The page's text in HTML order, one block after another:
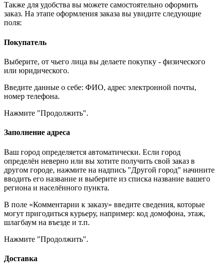
Также для удобства вы можете самостоятельно оформить
заказ. На этапе оформления заказа вы увидите следующие
поля:
Покупатель
Выберите, от чьего лица вы делаете покупку - физического
или юридического.
Введите данные о себе: ФИО, адрес электронной почты,
номер телефона.
Нажмите "Продолжить".
Заполнение адреса
Ваш город определяется автоматически. Если город
определён неверно или вы хотите получить свой заказ в
другом городе, нажмите на надпись "Другой город" начините
вводить его название и выберите из списка название вашего
региона и населённого пункта.
В поле «Комментарии к заказу» введите сведения, которые
могут пригодиться курьеру, например: код домофона, этаж,
шлагбаум на въезде и т.п.
Нажмите "Продолжить".
Доставка